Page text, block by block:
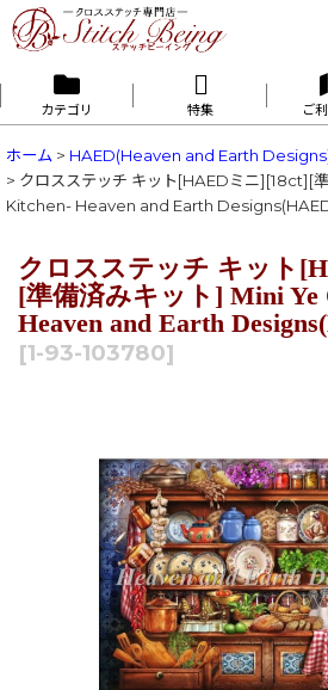
カテゴリ 特集 ご
ホーム > HAED(Heaven and Earth
> クロスステッチ キット[HAEDミニ][18ct][
Kitchen- Heaven and Earth
クロスステッチ キット
[準備済みキット] Mini Ye
Heaven and Earth
[1-93-103780]